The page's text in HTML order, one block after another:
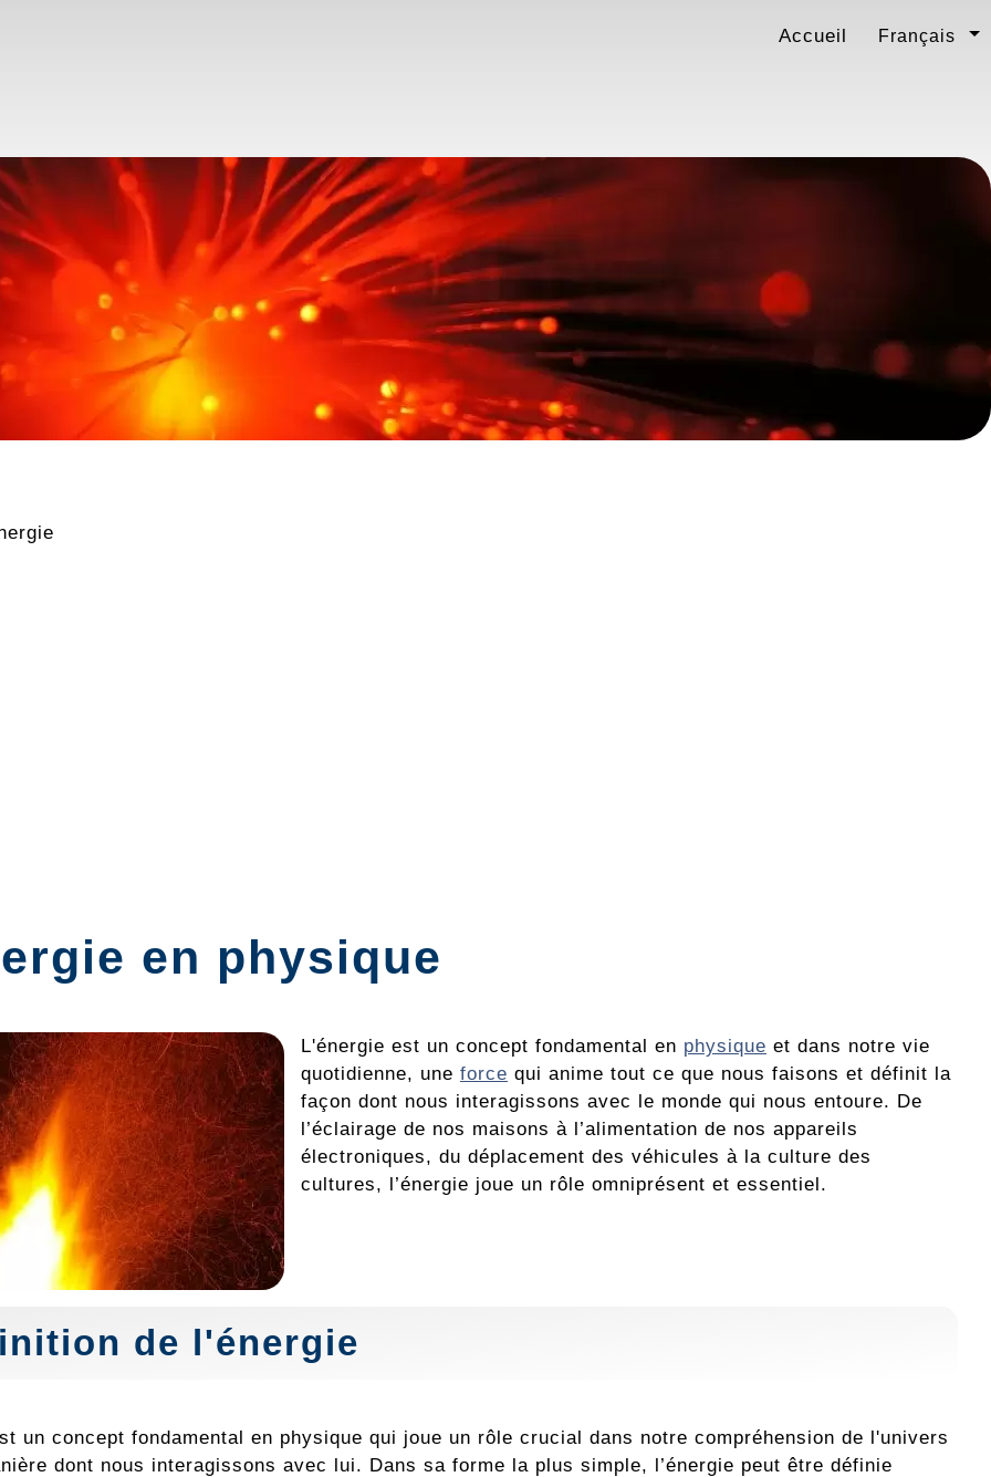
Accueil Français
en physique
L'énergie est un concept fondamental en physique et dans notre vie
quotidienne, une force qui anime tout ce que nous faisons et définit la
façon dont nous interagissons avec le monde qui nous entoure. De
l’éclairage de nos maisons à l’alimentation de nos appareils
électroniques, du déplacement des véhicules à la culture des
cultures, l’énergie joue un rôle omniprésent et essentiel.
de l'énergie
un concept fondamental en physique qui joue un rôle crucial dans notre compréhension de l'univers
dont nous interagissons avec lui. Dans sa forme la plus simple, l’énergie peut être définie